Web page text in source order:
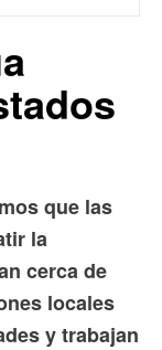
que las
la
cerca de
locales
y trabajan